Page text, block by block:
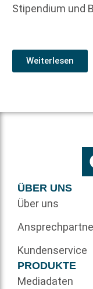
Stipendium und
Weiterlesen
ÜBER UNS
Über uns
Kundenservice
PRODUKTE
Mediadaten